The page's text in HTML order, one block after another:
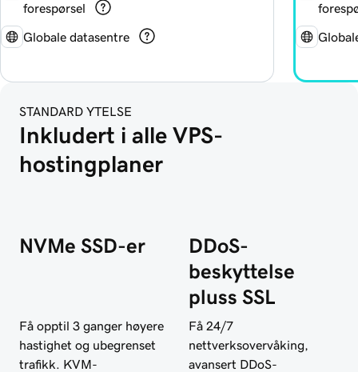
forespørsel
Globale datasentre
STANDARD YTELSE
Inkludert i alle VPS-
hostingplaner
NVMe SSD-er
Få opptil 3 ganger høyere
hastighet og ubegrenset
trafikk. KVM-
DDoS-
beskyttelse
pluss SSL
Få 24/7
nettverksovervåking,
avansert DDoS-